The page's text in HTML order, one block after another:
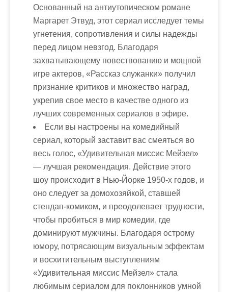
Основанный на антиутопическом романе
Маргарет Этвуд, этот сериал исследует темы
угнетения, сопротивления и силы надежды
перед лицом невзгод. Благодаря
захватывающему повествованию и мощной
игре актеров, «Рассказ служанки» получил
признание критиков и множество наград,
укрепив свое место в качестве одного из
лучших современных сериалов в эфире.
Если вы настроены на комедийный
сериал, который заставит вас смеяться во
весь голос, «Удивительная миссис Мейзел»
— лучшая рекомендация. Действие этого
шоу происходит в Нью-Йорке 1950-х годов, и
оно следует за домохозяйкой, ставшей
стендап-комиком, и преодолевает трудности,
чтобы пробиться в мир комедии, где
доминируют мужчины. Благодаря острому
юмору, потрясающим визуальным эффектам
и восхитительным выступлениям
«Удивительная миссис Мейзел» стала
любимым сериалом для поклонников умной